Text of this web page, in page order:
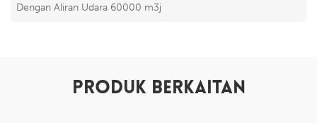
Dengan Aliran Udara 60000 m3j
PRODUK BERKAITAN